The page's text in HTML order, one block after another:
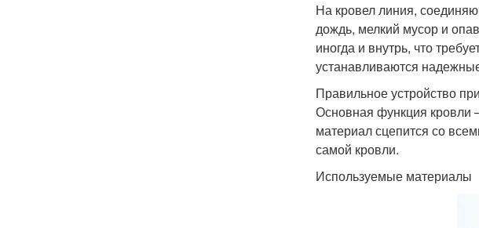
На кровел линия,
дождь, мелкий мусор и
иногда и внутрь, что
устанавливаются
Правильное устройство
Основная функция кровли
материал сцепится со
самой кровли.
Используемые материалы